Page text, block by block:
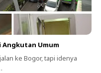
Angkutan Umum
ke Bogor, tapi idenya